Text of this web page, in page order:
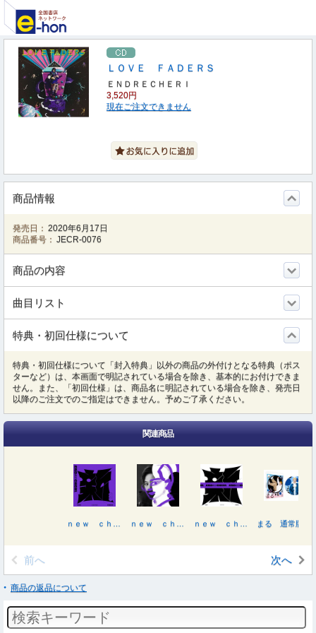
ＬＯＶＥ ＦＡＤＥＲＳ
ＥＮＤＲＥＣＨＥＲＩ
3,520円
現在ご注文できません
商品情報
発売日： 2020年6月17日
商品番号： JECR-0076
商品の内容
曲目リスト
特典・初回仕様について
特典・初回仕様について「封入特典」以外の商品の外付けとなる特典（ポス
ターなど）は、本画面で明記されている場合を除き、基本的にお付けできま
せん。また、「初回仕様」は、商品名に明記されている場合を除き、発売日
以降のご注文でのご指定はできません。予めご了承ください。
関連商品
前へ 次へ
商品の返品について